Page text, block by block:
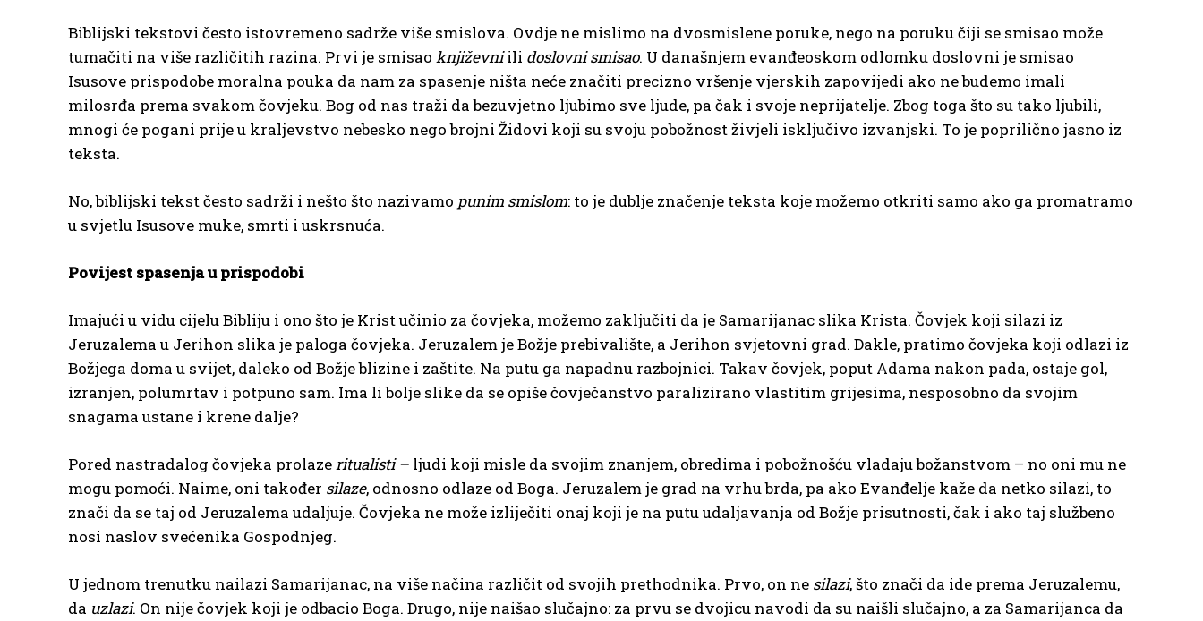
Biblijski tekstovi često istovremeno sadrže više smislova. Ovdje ne mislimo na dvosmislene poruke, nego na poruku čiji se smisao može
tumačiti na više različitih razina. Prvi je smisao književniili doslovni smisao. U današnjem evanđeoskom odlomku doslovni je smisao
Isusove prispodobe moralna pouka da nam za spasenje ništa neće značiti precizno vršenje vjerskih zapovijedi ako ne budemo imali
milosrđa prema svakom čovjeku. Bog od nas traži da bezuvjetno ljubimo sve ljude, pa čak i svoje neprijatelje. Zbog toga što su tako ljubili,
mnogi će pogani prije u kraljevstvo nebesko nego brojni Židovi koji su svoju pobožnost živjeli isključivo izvanjski. To je poprilično jasno iz
teksta.
No, biblijski tekst često sadrži i nešto što nazivamo punim smislom: to je dublje značenje teksta koje možemo otkriti samo ako ga promatramo
u svjetlu Isusove muke, smrti i uskrsnuća.
Povijest spasenja u prispodobi
Imajući u vidu cijelu Bibliju i ono što je Krist učinio za čovjeka, možemo zaključiti da je Samarijanac slika Krista. Čovjek koji silazi iz
Jeruzalema u Jerihon slika je paloga čovjeka. Jeruzalem je Božje prebivalište, a Jerihon svjetovni grad. Dakle, pratimo čovjeka koji odlazi iz
Božjega doma u svijet, daleko od Božje blizine i zaštite. Na putu ga napadnu razbojnici. Takav čovjek, poput Adama nakon pada, ostaje gol,
izranjen, polumrtav i potpuno sam. Ima li bolje slike da se opiše čovječanstvo paralizirano vlastitim grijesima, nesposobno da svojim
snagama ustane i krene dalje?
Pored nastradalog čovjeka prolazeritualisti – ljudi koji misle da svojim znanjem, obredima i pobožnošću vladaju božanstvom – no oni mu ne
mogu pomoći. Naime, oni također silaze, odnosno odlaze od Boga. Jeruzalem je grad na vrhu brda, pa ako Evanđelje kaže da netko silazi, to
znači da se taj od Jeruzalema udaljuje. Čovjeka ne može izliječiti onaj koji je na putu udaljavanja od Božje prisutnosti, čak i ako taj službeno
nosi naslov svećenika Gospodnjeg.
U jednom trenutku nailazi Samarijanac, na više načina različit od svojih prethodnika. Prvo, on ne silazi, što znači da ide prema Jeruzalemu,
da uzlazi. On nije čovjek koji je odbacio Boga. Drugo, nije naišao slučajno: za prvu se dvojicu navodi da su naišli slučajno, a za Samarijanca da